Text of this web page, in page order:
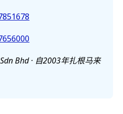
Bhd · 自2003年扎根马来